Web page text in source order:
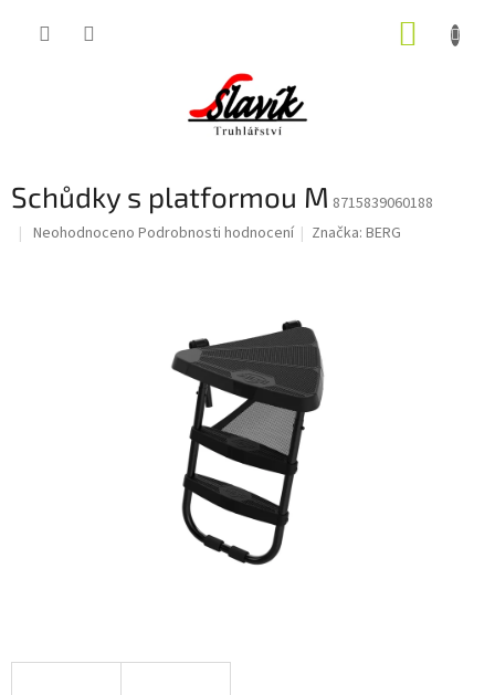
Schůdky s platformou M 8715839060188
Průměrné
Neohodnoceno Podrobnosti hodnocení Značka:BERG